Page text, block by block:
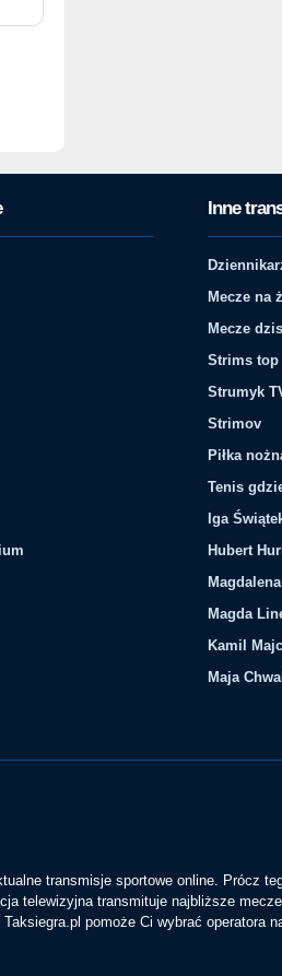
Inne
Mecze na
Mecze
Strims top
Strumyk
Strimov
Piłka
Tenis
Iga
Hubert
Magda
Kamil
Maja
transmisje sportowe online. Prócz
telewizyjna transmituje najbliższe
pomoże Ci wybrać operatora